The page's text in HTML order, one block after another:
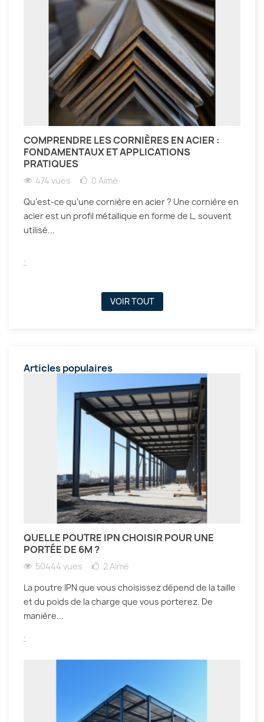
COMPRENDRE LES CORNIÈRES EN ACIER :
FONDAMENTAUX ET APPLICATIONS
PRATIQUES
474 vues 0 Aimé
Qu’est-ce qu’une cornière en acier ? Une cornière en
acier est un profil métallique en forme de L, souvent
utilisé...
.
VOIR TOUT
Articles populaires
QUELLE POUTRE IPN CHOISIR POUR UNE
PORTÉE DE 6M ?
50444 vues 2Aimé
La poutre IPN que vous choisissez dépend de la taille
et du poids de la charge que vous porterez. De
manière...
.